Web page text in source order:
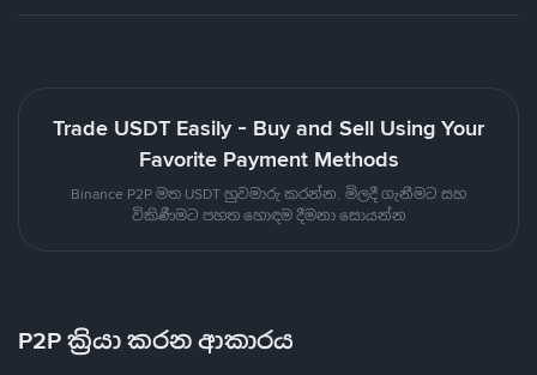
Trade USDT Easily - Buy and Sell Using Your
Favorite Payment Methods
Binance P2P මත USDT හුවමාරු කරන්න. මිලදී ගැනීමට සහ
විකිණීමට පහත හොඳම දීමනා සොයන්න
P2P ක්‍රියා කරන ආකාරය